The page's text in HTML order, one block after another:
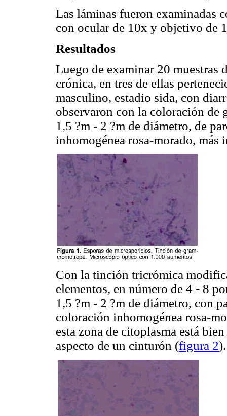
Las láminas fueron examinadas
con ocular de 10x y objetivo de
Resultados
Luego de examinar 20 muestras
crónica, en tres de ellas
masculino, estadio sida, con
observaron con la coloración de
1,5 ?m - 2 ?m de diámetro, de
inhomogénea rosa-morado, más
Con la tinción tricrómica
elementos, en número de 4 - 8
1,5 ?m - 2 ?m de diámetro, con
coloración inhomogénea rosa-
esta zona de citoplasma está
aspecto de un cinturón (figura 2).